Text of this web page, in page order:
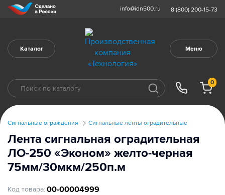
info@idn500.ru 8 (800) 200-15-73
Каталог Меню
0
Сигнальные ограждения Сигнальные ленты оградительные
Лента сигнальная оградительная
ЛО-250 «Эконом» желто-черная
75мм/30мкм/250п.м
Код товара: 00-00004999